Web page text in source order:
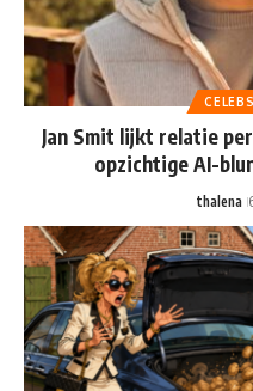
CELEBS
Jan Smit lijkt relatie
opzichtige AI-
thalena